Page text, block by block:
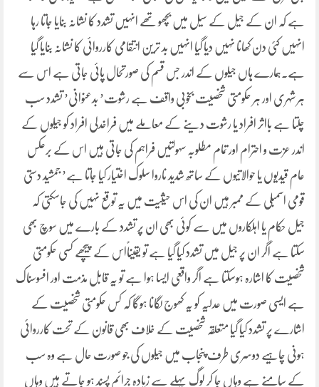
ہے کہ ان کے جیل کے سیل میں بچھو تھے انہیں تشدد کا نشانہ بنایا جاتا رہا
انہیں کئی دن کھانا نہیں دیا گیا انہیں بد ترین انتقامی کارروائی کا نشانہ بنایا گیا
ہے۔ہمارے ہاں جیلوں کے اندر جس قسم کی صورتحال پائی جاتی ہے اس سے
ہر شہری اور ہر حکومتی شخصیت بخوبی واقف ہے رشوت’ بدعنوانی’ تشدد سب
چلتا ہے بااثر افراد یا رشوت دینے کے معاملے میں فراخدلی افراد کو جیلوں کے
اندر عزت و احترام اور تمام مطلوبہ سہولتیں فراہم کی جاتی ہیں اس کے برعکس
عام قیدیوں یا حوالاتیوں کے ساتھ شدید ناروا سلوک اختیار کیا جاتا ہے’ جمشید دستی
قومی اسمبلی کے ممبر ہیں ان کی اس حیثیت میں یہ توقع نہیں کی جاسکتی کہ
جیل حکام یا اہلکاروں میں سے کوئی بھی ان پر تشدد کے بارے میں سوچ بھی
سکتا ہے اگر ان پر جیل میں تشدد کیا گیا ہے تو یقیناًاس کے پیچھے کسی حکومتی
شخصیت کا اشارہ ہوسکتا ہے اگر واقعی ایسا ہوا ہے تو یہ قابل مذمت اور افسوسناک
ہے ایسی صورت میں عدلیہ کو یہ کھوج لگانا ہوگا کہ کس حکومتی شخصیت کے
اشارے پر تشدد کیا گیا متعلقہ شخصیت کے خلاف بھی قانون کے تحت کارروائی
ہونی چاہیے دوسری طرف پنجاب میں جیلوں کی جو صورت حال ہے وہ سب
کے سامنے ہے وہاں جا کر لوگ پہلے سے زیادہ جرائم پسند ہو جاتے ہیں وہاں